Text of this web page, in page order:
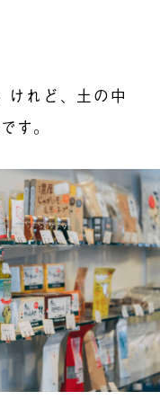
けれど、土の中
す。